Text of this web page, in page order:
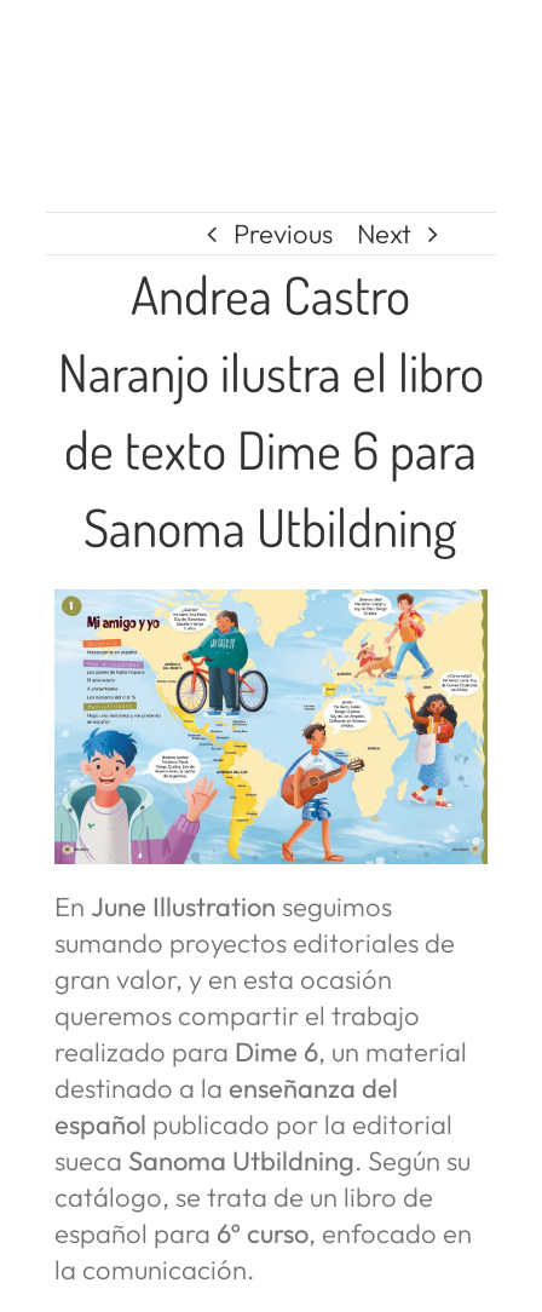
Previous Next
Andrea Castro
Naranjo ilustra el libro
de texto Dime 6 para
Sanoma Utbildning
En June Illustration seguimos
sumando proyectos editoriales de
gran valor, y en esta ocasión
queremos compartir el trabajo
realizado para Dime 6, un material
destinado a laenseñanza del
español publicado por la editorial
sueca Sanoma Utbildning. Según su
catálogo, se trata de un libro de
español para 6º curso, enfocado en
la comunicación.